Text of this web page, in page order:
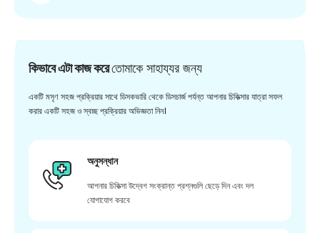
কিভাবে এটা কাজ করেতোমাকে সাহায্যর জন্য
একটি মসৃণ সহজ প্রক্রিয়ার সাথে ডিসকভারি থেকে ডিসচার্জ পর্যন্ত আপনার চিকিত্সার যাত্রা সফল
করার একটি সহজ ও স্বচ্ছ প্রক্রিয়ার অভিজ্ঞতা নিন।
অনুসন্ধান
আপনার চিকিত্সা উদ্বেগ সংক্রান্ত প্রশ্নগুলি ছেড়ে দিন এবং দল
যোগাযোগ করবে